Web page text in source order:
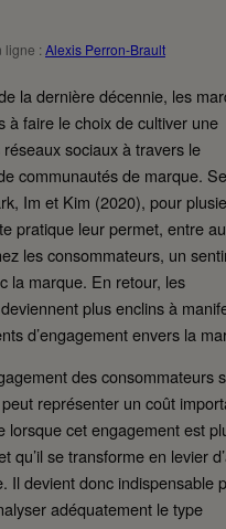
ligne : Alexis Perron-Brault
la dernière décennie, les
à faire le choix de cultiver une
sociaux à travers le
communautés de marque.
Im et Kim (2020), pour
pratique leur permet, entre
les consommateurs, un
la marque. En retour, les
plus enclins à
d’engagement envers la
des consommateurs
représenter un coût
lorsque cet engagement est
qu’il se transforme en levier
Il devient donc indispensable
adéquatement le type